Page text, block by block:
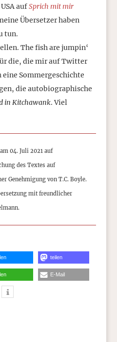
aufSprich mit mir
Übersetzer haben
tun.
The fish are jumpin‘
die, die mir auf Twitter
Sommergeschichte
die autobiographische
in Kitchawank. Viel
04. Juli 2021 auf
des Textes auf
Genehmigung von T.C. Boyle.
mit freundlicher
teilen
E-Mail